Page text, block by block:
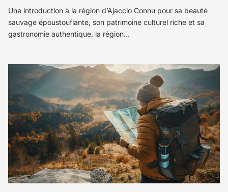
Une introduction à la région d’Ajaccio Connu pour sa beauté
sauvage époustouflante, son patrimoine culturel riche et sa
gastronomie authentique, la région…